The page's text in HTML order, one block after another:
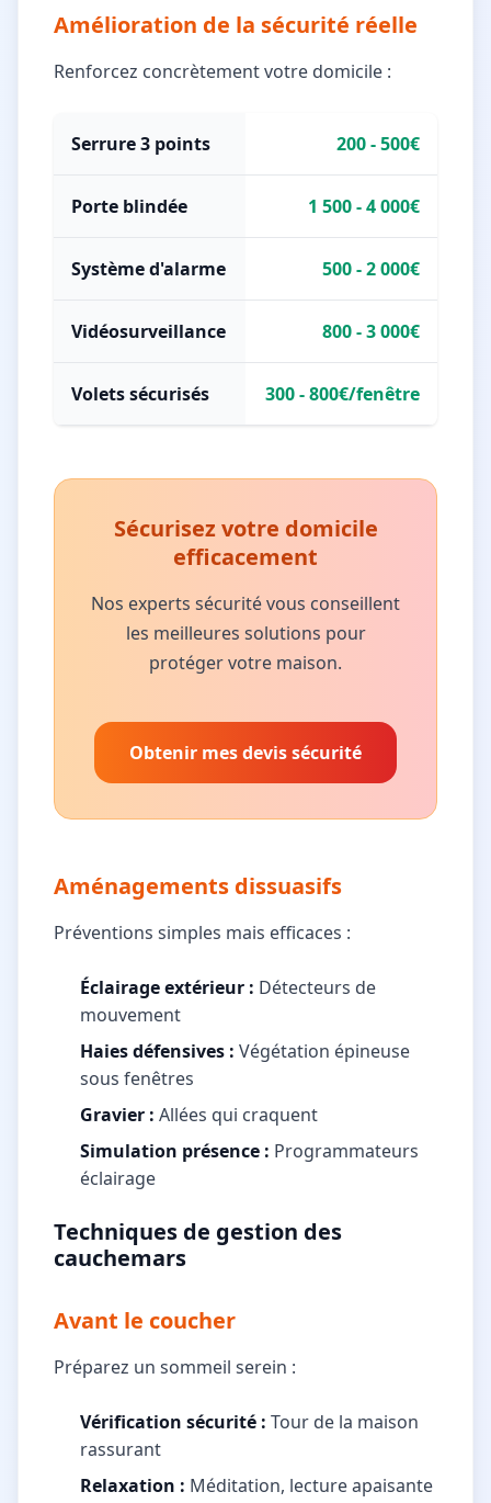
Amélioration de la sécurité réelle
Renforcez concrètement votre domicile :
Serrure 3 points 200 - 500€
Porte blindée 1 500 - 4 000€
Système d'alarme 500 - 2 000€
Vidéosurveillance 800 - 3 000€
Volets sécurisés 300 - 800€/fenêtre
Sécurisez votre domicile
efficacement
Nos experts sécurité vous conseillent
les meilleures solutions pour
protéger votre maison.
Obtenir mes devis sécurité
Aménagements dissuasifs
Préventions simples mais efficaces :
Éclairage extérieur : Détecteurs de
mouvement
Haies défensives : Végétation épineuse
sous fenêtres
Gravier : Allées qui craquent
Simulation présence : Programmateurs
éclairage
Techniques de gestion des
cauchemars
Avant le coucher
Préparez un sommeil serein :
Vérification sécurité : Tour de la maison
rassurant
Relaxation : Méditation, lecture apaisante